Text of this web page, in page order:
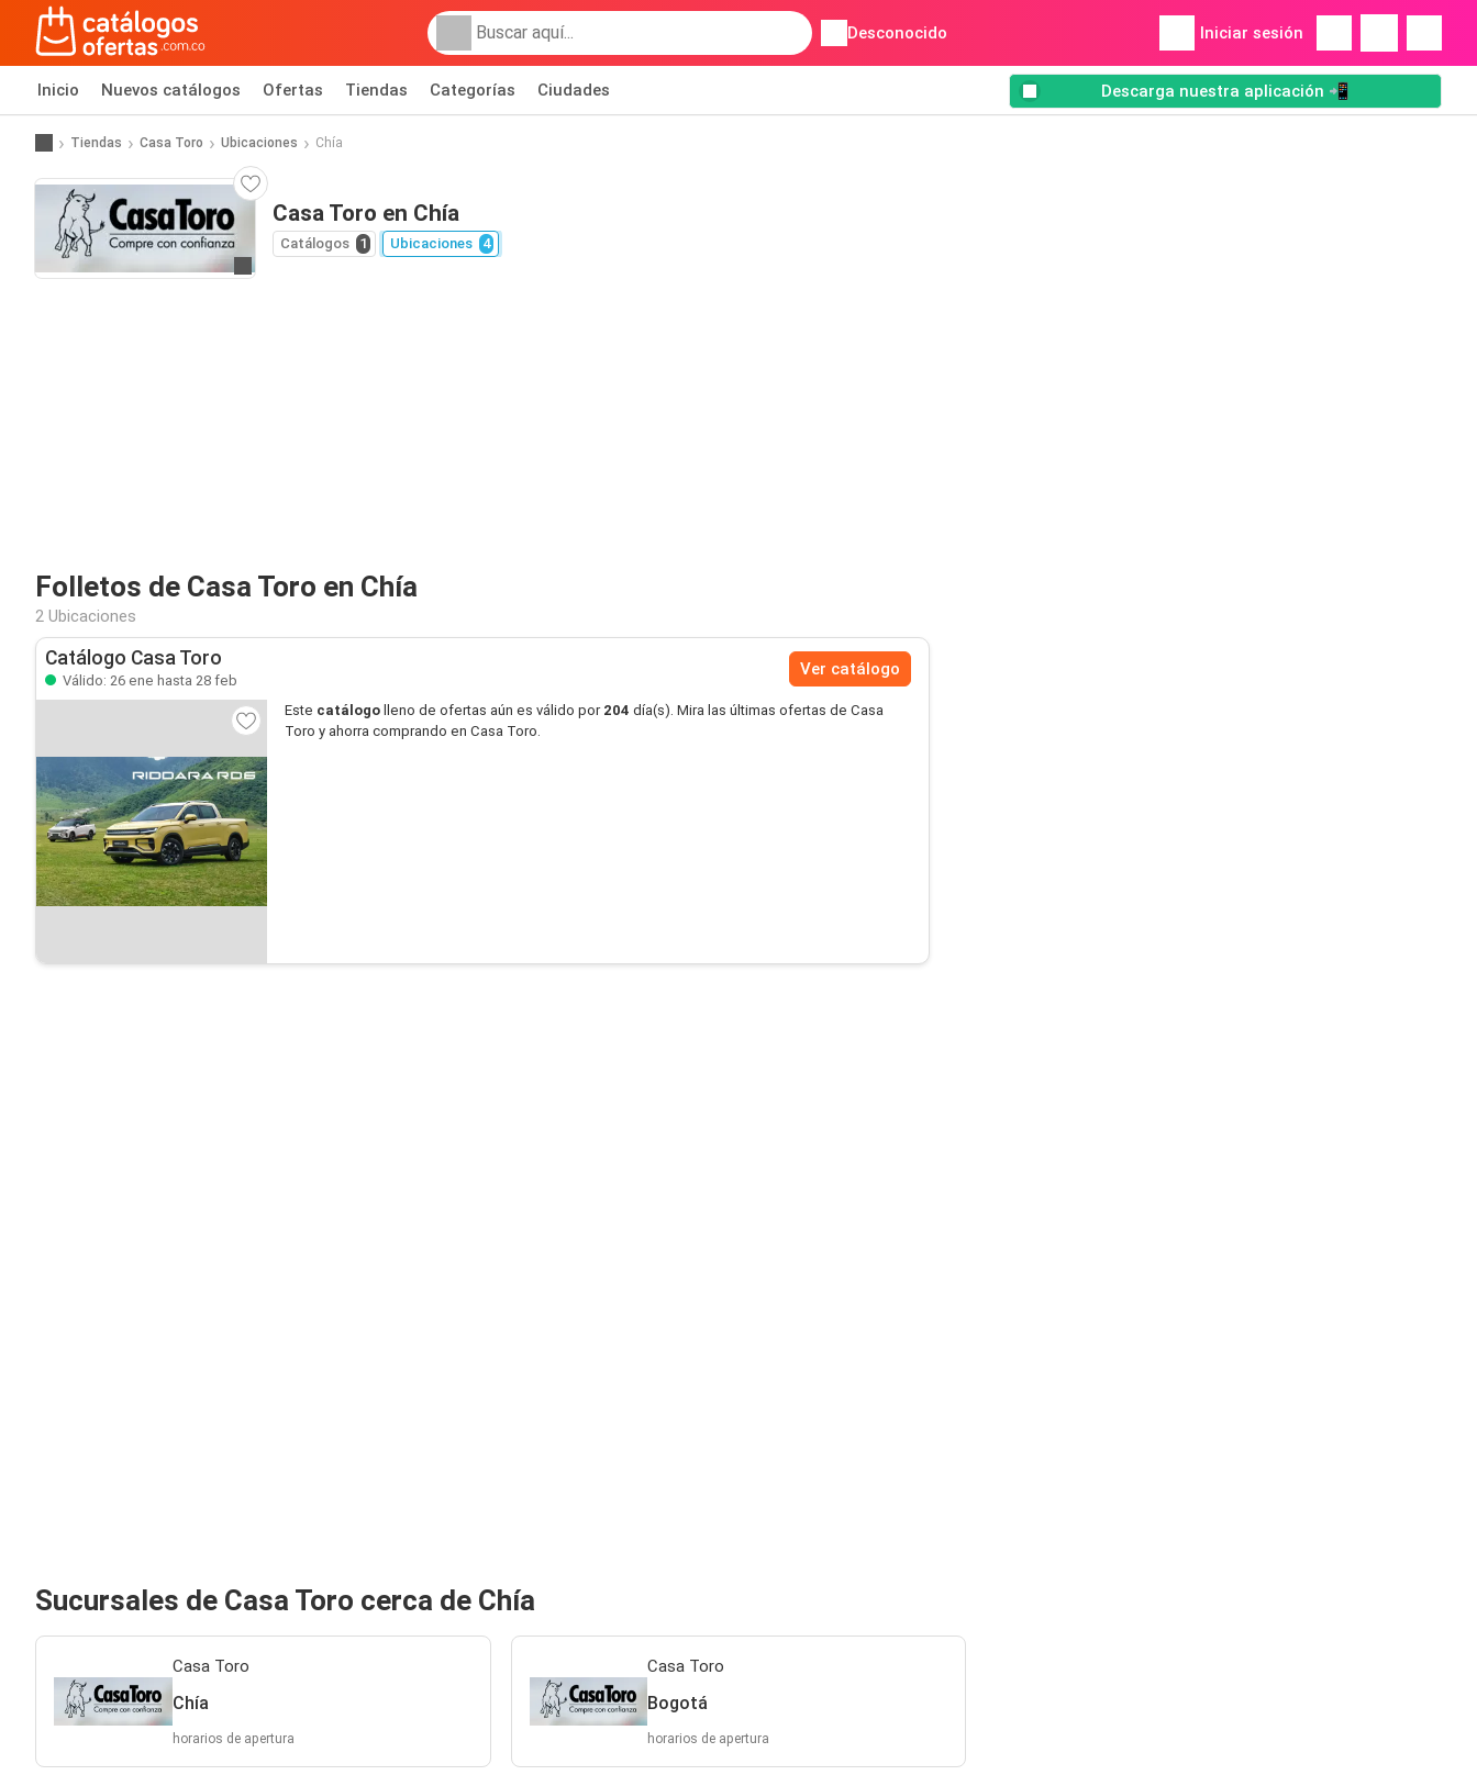
Desconocido Iniciar sesión
Inicio Nuevos catálogos Ofertas Tiendas Categorías Ciudades Descarga nuestra aplicación 📲
Tiendas Casa Toro Ubicaciones Chía
Ir al sitio
Casa Toro en Chía
Catálogos 1 Ubicaciones 4
Folletos de Casa Toro en Chía
2 Ubicaciones
Catálogo Casa Toro
Válido: 26 ene hasta 28 feb
Ver catálogo
Este catálogo lleno de ofertas aún es válido por 204 día(s). Mira las últimas ofertas de Casa
Toro y ahorra comprando en Casa Toro.
Sucursales de Casa Toro cerca de Chía
Casa Toro
Chía
horarios de apertura
Casa Toro
Bogotá
horarios de apertura